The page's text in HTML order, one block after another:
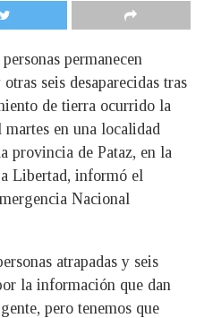
permanecen
otras seis desaparecidas tras
de tierra ocurrido la
martes en una localidad
provincia de Pataz, en la
Libertad, informó el
Nacional
atrapadas y seis
la información que dan
pero tenemos que